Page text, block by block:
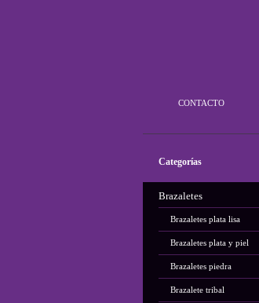
CONTACTO
Categorías
Brazaletes
Brazaletes plata lisa
Brazaletes plata y piel
Brazaletes piedra
Brazalete tribal